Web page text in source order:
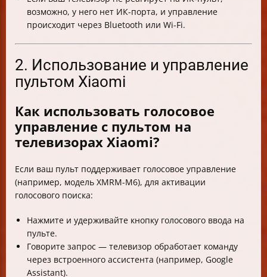
возможно, у него нет ИК-порта, и управление
происходит через Bluetooth или Wi-Fi.
2. Использование и управление
пультом Xiaomi
Как использовать голосовое
управление с пультом на
телевизорах Xiaomi?
Если ваш пульт поддерживает голосовое управление
(например, модель XMRM-M6), для активации
голосового поиска:
Нажмите и удерживайте кнопку голосового ввода на
пульте.
Говорите запрос — телевизор обработает команду
через встроенного ассистента (например, Google
Assistant).